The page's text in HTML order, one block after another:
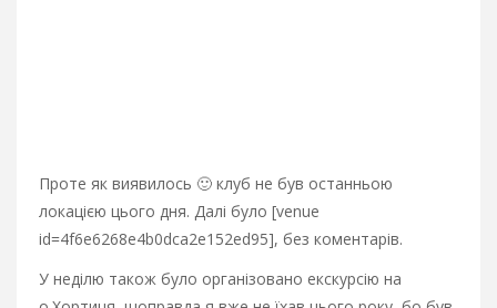
Проте як виявилось 🙂 клуб не був останньою
локацією цього дня. Далі було [venue
id=4f6e6268e4b0dca2e152ed95], без коментарів.
У неділю також було організовано екскурсію на